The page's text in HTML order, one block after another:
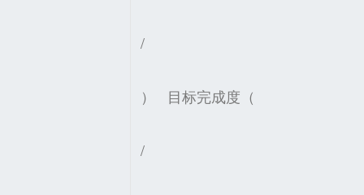
/
） 目标完成度（
/